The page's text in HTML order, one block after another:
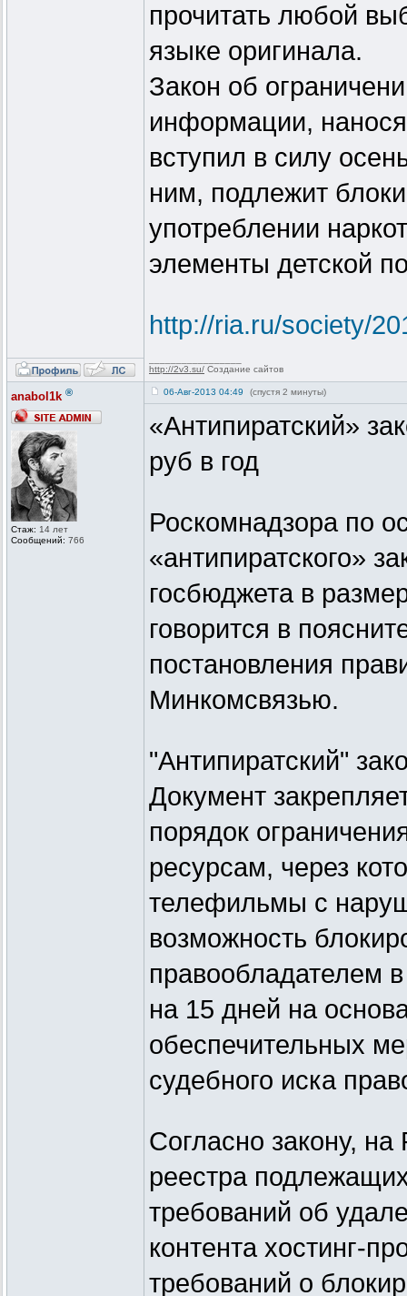
прочитать любой
языке оригинала.
Закон об
информации,
вступил в силу
ним, подлежит
употреблении
элементы детской
http://ria.ru/society/
http://2v3.su/ Создание сайтов
anabol1k ®
Стаж: 14 лет
Сообщений: 766
06-Авг-2013 04:49 (спустя 2 минуты)
«Антипиратский»
руб в год
Роскомнадзора по
«антипиратского»
госбюджета в
говорится в
постановления
Минкомсвязью.
"Антипиратский"
Документ
порядок
ресурсам, через
телефильмы с
возможность
правообладателем
на 15 дней на
обеспечительных
судебного иска
Согласно закону, на
реестра
требований об
контента хостинг-
требований о